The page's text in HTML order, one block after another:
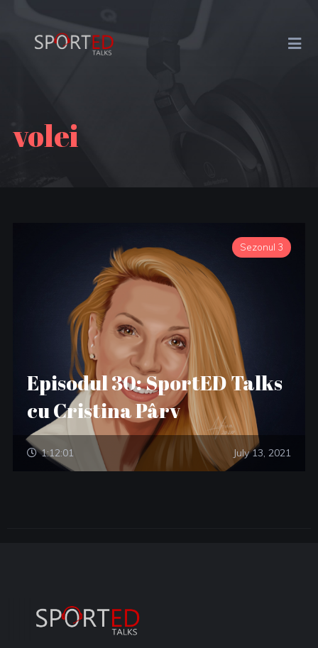
volei
Sezonul 3
Episodul 30: SportED Talks
cu Cristina Pârv
1:12:01 July 13, 2021